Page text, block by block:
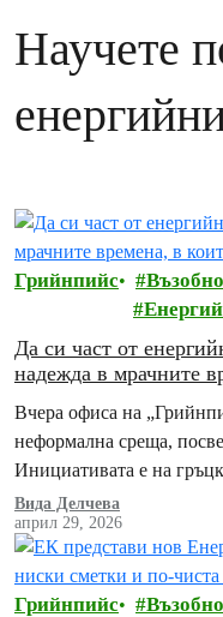
Научете
Грийнпийс
Да си част от
надежда в мрачните
Вчера офиса на
неформална среща,
Инициативата е на
Cooperative съвместно с
Енергийна агенция…
Вида Делчева
април 29, 2026
Грийнпийс